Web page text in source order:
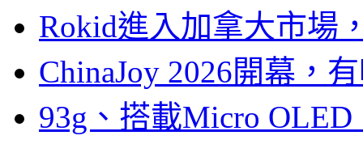
Rokid進入加拿大市場
ChinaJoy 2026開幕，
93g、搭載Micro